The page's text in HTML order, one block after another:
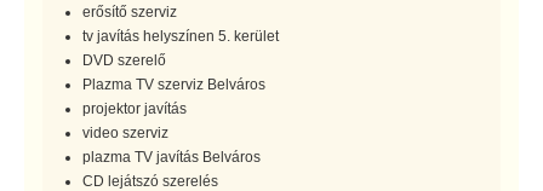
erősítő szerviz
tv javítás helyszínen 5. kerület
DVD szerelő
Plazma TV szerviz Belváros
projektor javítás
video szerviz
plazma TV javítás Belváros
CD lejátszó szerelés